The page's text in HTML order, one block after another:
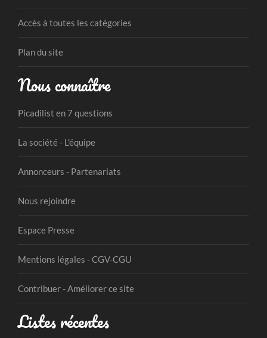
Accès à toutes les catégories
Plan du site
Nous connaître
Picadilist en 7 questions
La société - L'équipe
Annonceurs - Partenariats
Nous rejoindre
Espace Presse
Mentions légales - CGV-CGU
Contribuer - Améliorer ce site
Listes récentes